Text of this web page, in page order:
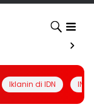
Iklanin di IDN